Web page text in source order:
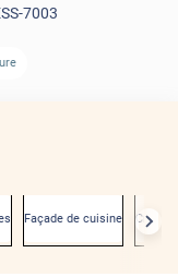
7003
Façade de cuisine